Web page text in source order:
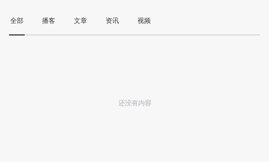
全部 播客 文章 资讯 视频
还没有内容